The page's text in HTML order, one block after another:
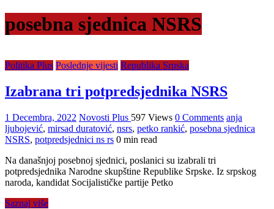
posebna sjednica NSRS
Politika Plus Poslednje vijesti Republika Srpska
Izabrana tri potpredsjednika NSRS
1 Decembra, 2022 Novosti Plus 597 Views 0 Comments anja
ljubojević, mirsad duratović, nsrs, petko rankić, posebna sjednica
NSRS, potpredsjednici ns rs 0 min read
Na današnjoj posebnoj sjednici, poslanici su izabrali tri
potpredsjednika Narodne skupštine Republike Srpske. Iz srpskog
naroda, kandidat Socijalističke partije Petko
Saznaj više